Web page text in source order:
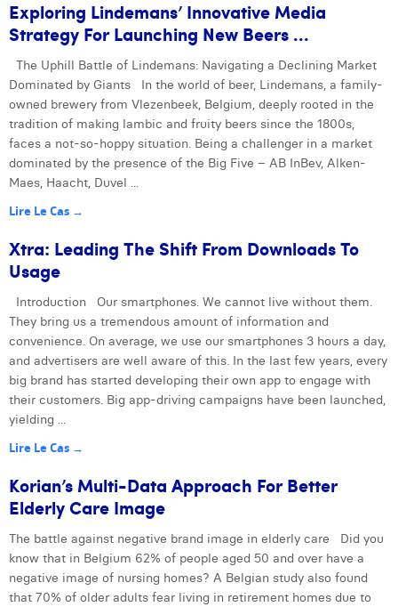
Exploring Lindemans’ Innovative Media
Strategy For Launching New Beers ...
The Uphill Battle of Lindemans: Navigating a Declining Market
Dominated by Giants In the world of beer, Lindemans, a family-
owned brewery from Vlezenbeek, Belgium, deeply rooted in the
tradition of making lambic and fruity beers since the 1800s,
faces a not-so-hoppy situation. Being a challenger in a market
dominated by the presence of the Big Five – AB InBev, Alken-
Maes, Haacht, Duvel ...
Lire Le Cas →
Xtra: Leading The Shift From Downloads To
Usage
Introduction Our smartphones. We cannot live without them.
They bring us a tremendous amount of information and
convenience. On average, we use our smartphones 3 hours a day,
and advertisers are well aware of this. In the last few years, every
big brand has started developing their own app to engage with
their customers. Big app-driving campaigns have been launched,
yielding ...
Lire Le Cas →
Korian’s Multi-Data Approach For Better
Elderly Care Image
The battle against negative brand image in elderly care Did you
know that in Belgium 62% of people aged 50 and over have a
negative image of nursing homes? A Belgian study also found
that 70% of older adults fear living in retirement homes due to